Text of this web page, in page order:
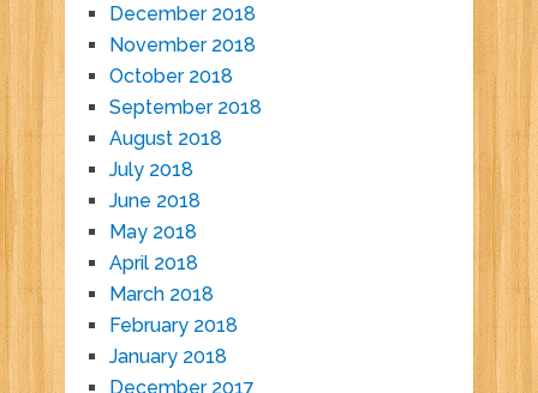
December 2018
November 2018
October 2018
September 2018
August 2018
July 2018
June 2018
May 2018
April 2018
March 2018
February 2018
January 2018
December 2017